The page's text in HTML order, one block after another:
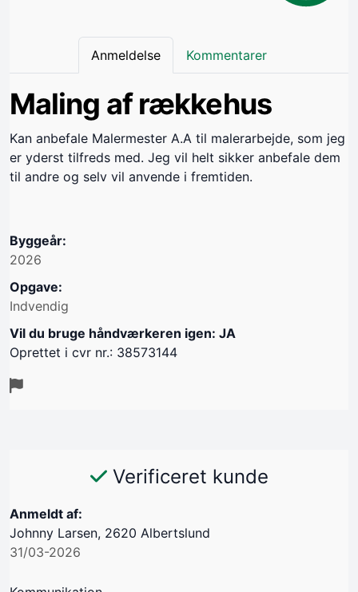
Anmeldelse Kommentarer
Maling af rækkehus
Kan anbefale Malermester A.A til malerarbejde, som jeg
er yderst tilfreds med. Jeg vil helt sikker anbefale dem
til andre og selv vil anvende i fremtiden.
Byggeår:
2026
Opgave:
Indvendig
Vil du bruge håndværkeren igen: JA
Oprettet i cvr nr.: 38573144
Verificeret kunde
Anmeldt af:
Johnny Larsen, 2620 Albertslund
31/03-2026